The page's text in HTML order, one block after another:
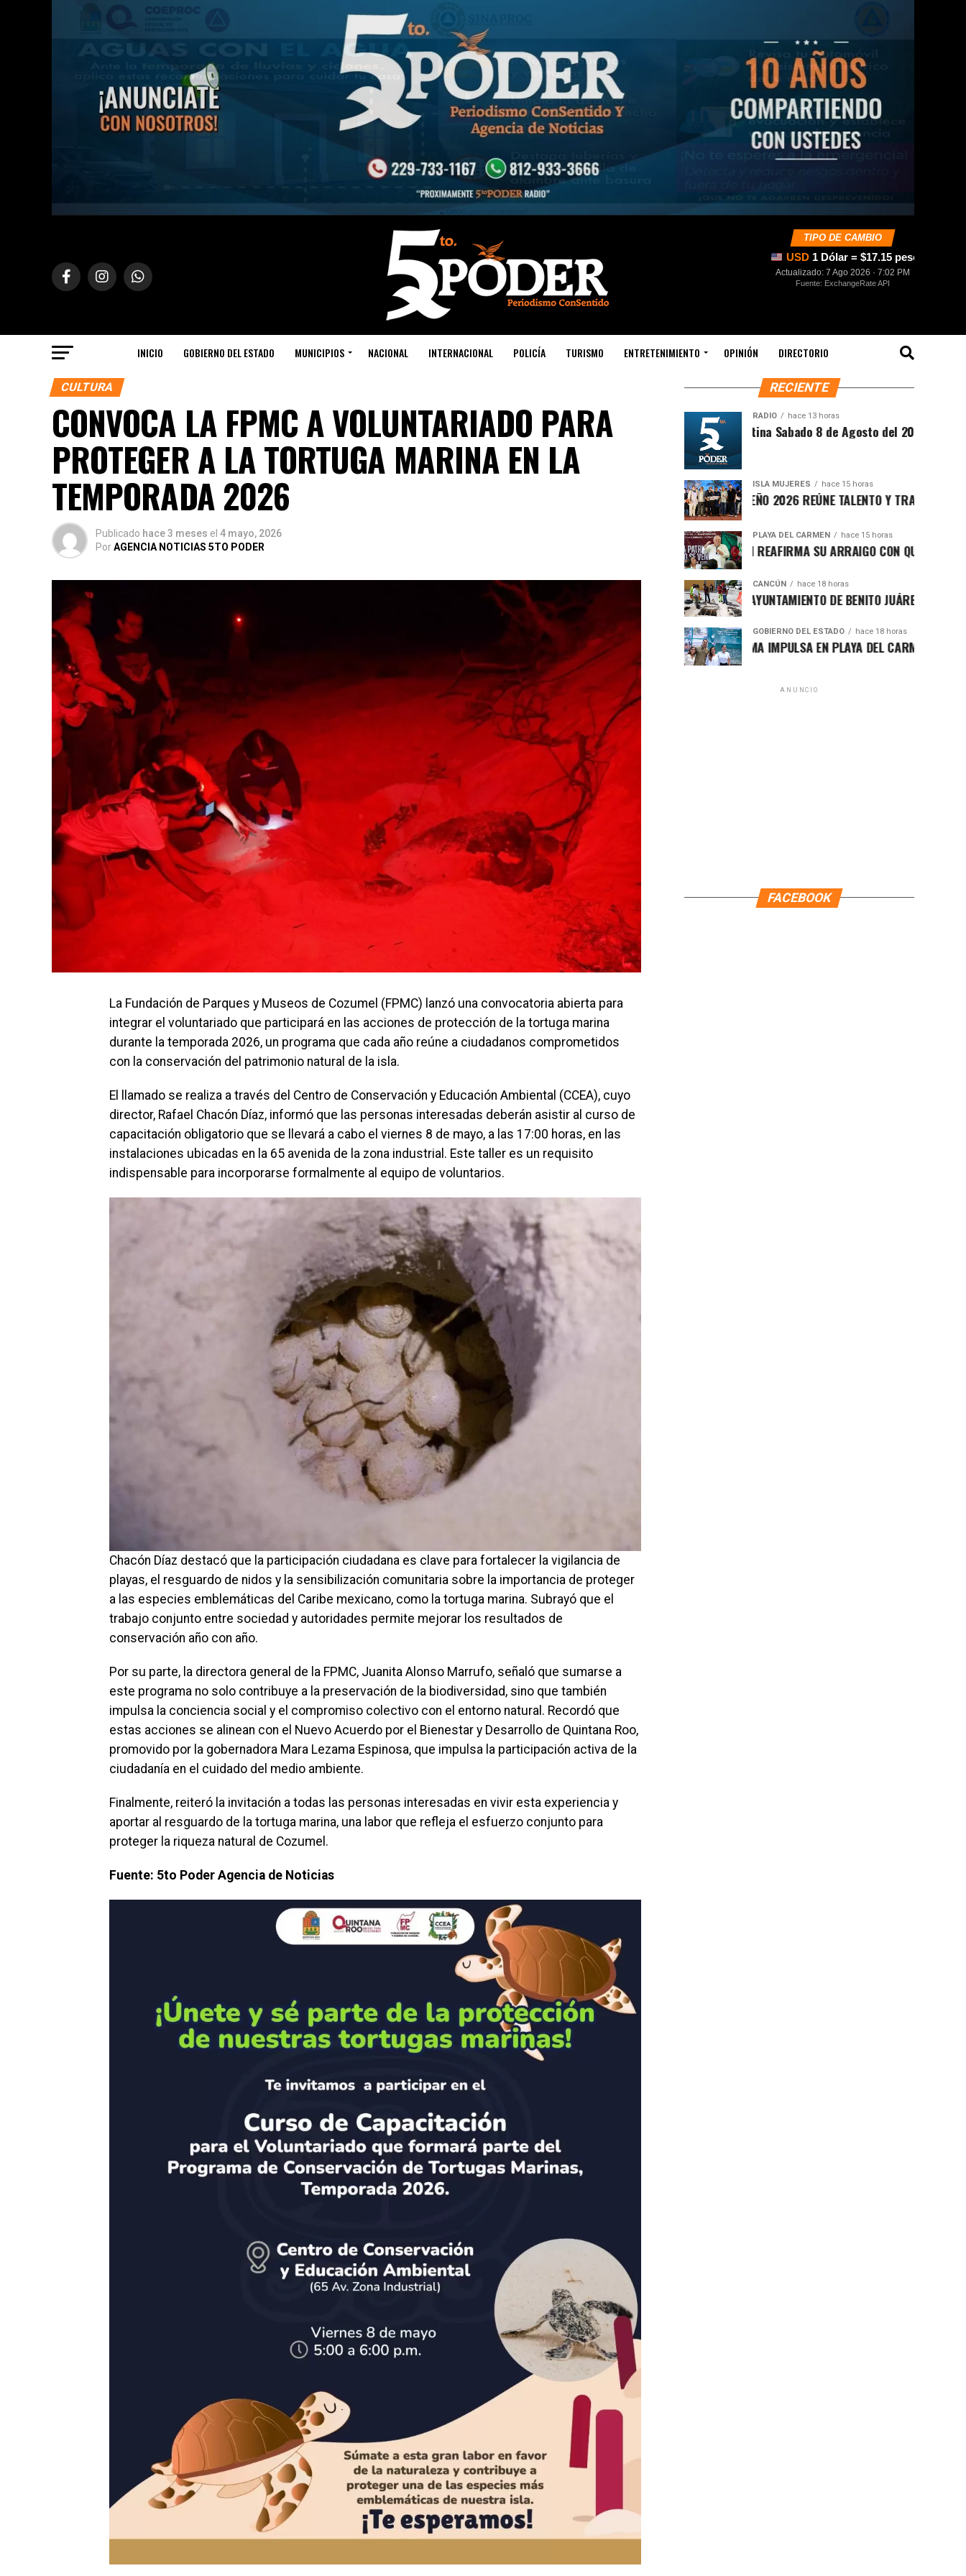
TIPO DE CAMBIO
USD 1 Dólar = $17.15 pesos
Actualizado: 7 Ago 2026 · 7:02 PM
Fuente: ExchangeRate API
INICIO GOBIERNO DEL ESTADO MUNICIPIOS NACIONAL INTERNACIONAL POLICÍA TURISMO ENTRETENIMIENTO OPINIÓN DIRECTORIO
CULTURA
CONVOCA LA FPMC A VOLUNTARIADO PARA
PROTEGER A LA TORTUGA MARINA EN LA
TEMPORADA 2026
Publicado hace 3 meses el 4 mayo, 2026
PorAGENCIA NOTICIAS 5TO PODER
La Fundación de Parques y Museos de Cozumel (FPMC) lanzó una convocatoria abierta para
integrar el voluntariado que participará en las acciones de protección de la tortuga marina
durante la temporada 2026, un programa que cada año reúne a ciudadanos comprometidos
con la conservación del patrimonio natural de la isla.
El llamado se realiza a través del Centro de Conservación y Educación Ambiental (CCEA), cuyo
director, Rafael Chacón Díaz, informó que las personas interesadas deberán asistir al curso de
capacitación obligatorio que se llevará a cabo el viernes 8 de mayo, a las 17:00 horas, en las
instalaciones ubicadas en la 65 avenida de la zona industrial. Este taller es un requisito
indispensable para incorporarse formalmente al equipo de voluntarios.
Chacón Díaz destacó que la participación ciudadana es clave para fortalecer la vigilancia de
playas, el resguardo de nidos y la sensibilización comunitaria sobre la importancia de proteger
a las especies emblemáticas del Caribe mexicano, como la tortuga marina. Subrayó que el
trabajo conjunto entre sociedad y autoridades permite mejorar los resultados de
conservación año con año.
Por su parte, la directora general de la FPMC, Juanita Alonso Marrufo, señaló que sumarse a
este programa no solo contribuye a la preservación de la biodiversidad, sino que también
impulsa la conciencia social y el compromiso colectivo con el entorno natural. Recordó que
estas acciones se alinean con el Nuevo Acuerdo por el Bienestar y Desarrollo de Quintana Roo,
promovido por la gobernadora Mara Lezama Espinosa, que impulsa la participación activa de la
ciudadanía en el cuidado del medio ambiente.
Finalmente, reiteró la invitación a todas las personas interesadas en vivir esta experiencia y
aportar al resguardo de la tortuga marina, una labor que refleja el esfuerzo conjunto para
proteger la riqueza natural de Cozumel.
Fuente: 5to Poder Agencia de Noticias
RECIENTE
RADIO hace 13 horas
Síntesis Matutina Sabado 8 de Agosto del 2026
ISLA MUJERES hace 15 horas
CEVICHE ISLEÑO 2026 REÚNE TALENTO Y TRADICIÓN EN ISLA
PLAYA DEL CARMEN hace 15 horas
RAFA MARÍN REAFIRMA SU ARRAIGO CON QUINTANA ROO Y
CANCÚN hace 18 horas
FORTALECE AYUNTAMIENTO DE BENITO JUÁREZ ACCIONES
GOBIERNO DEL ESTADO hace 18 horas
MARA LEZAMA IMPULSA EN PLAYA DEL CARMEN EL PRIMER
ANUNCIO
FACEBOOK